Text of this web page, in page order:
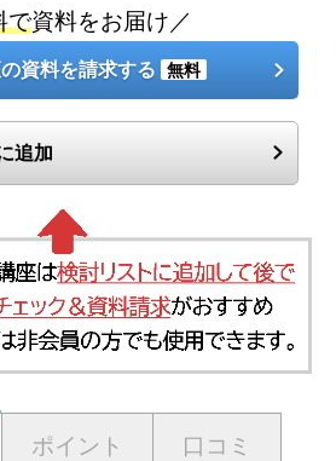
で資料をお届け／
資料を請求する 無料
追加
ポイント 口コミ